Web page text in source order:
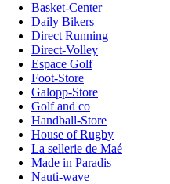
Basket-Center
Daily Bikers
Direct Running
Direct-Volley
Espace Golf
Foot-Store
Galopp-Store
Golf and co
Handball-Store
House of Rugby
La sellerie de Maé
Made in Paradis
Nauti-wave